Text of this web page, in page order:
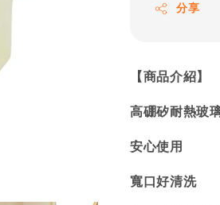
分享
【商品介紹】
高硼矽耐熱玻
安心使用
寬口好清洗